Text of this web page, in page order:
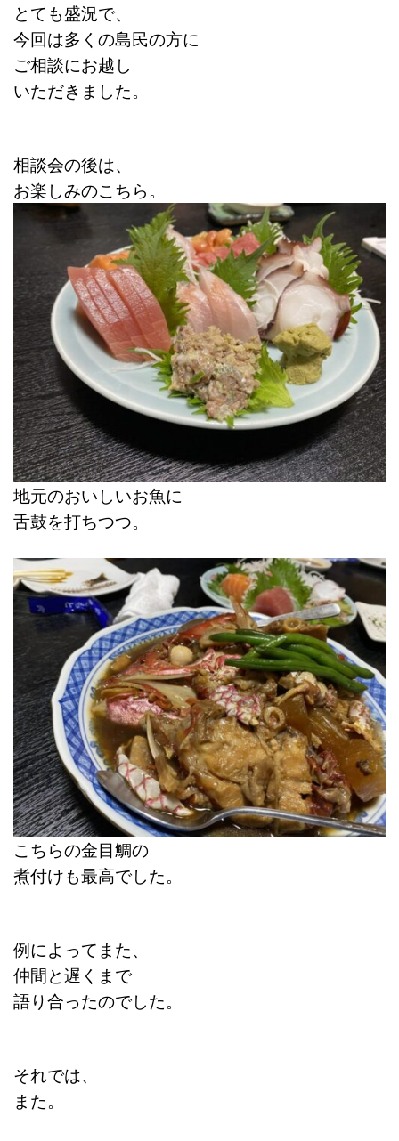
とても盛況で、
今回は多くの島民の方に
ご相談にお越し
いただきました。
相談会の後は、
お楽しみのこちら。
地元のおいしいお魚に
舌鼓を打ちつつ。
こちらの金目鯛の
煮付けも最高でした。
例によってまた、
仲間と遅くまで
語り合ったのでした。
それでは、
また。